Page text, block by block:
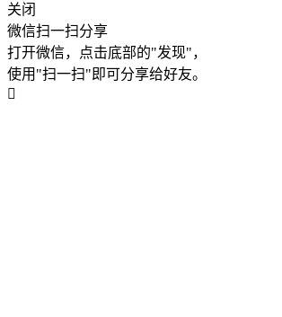
关闭
微信扫一扫分享
打开微信，点击底部的"发现"，
使用"扫一扫"即可分享给好友。